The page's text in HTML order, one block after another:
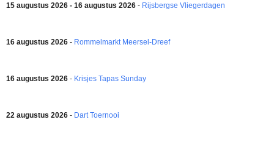
15 augustus 2026 - 16 augustus 2026 - Rijsbergse Vliegerdagen
16 augustus 2026 - Rommelmarkt Meersel-Dreef
16 augustus 2026 - Krisjes Tapas Sunday
22 augustus 2026 - Dart Toernooi